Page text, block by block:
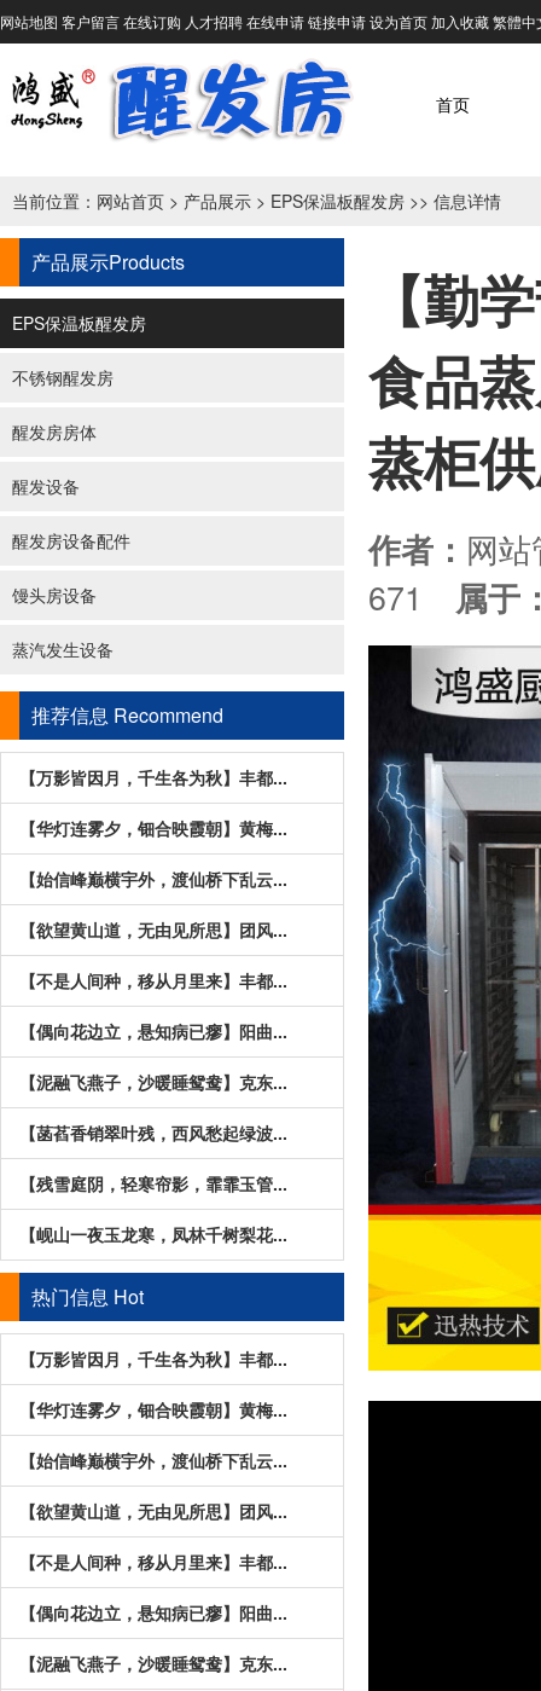
网站地图 客户留言在线订购 人才招聘在线申请链接申请设为首页加入收藏繁體中
首页
当前位置： 网站首页 > 产品展示 > EPS保温板醒发房 >> 信息详情
产品展示Products
EPS保温板醒发房
不锈钢醒发房
醒发房房体
醒发设备
醒发房设备配件
馒头房设备
蒸汽发生设备
推荐信息 Recommend
【万影皆因月，千生各为秋】丰都...
【华灯连雾夕，钿合映霞朝】黄梅...
【始信峰巅横宇外，渡仙桥下乱云...
【欲望黄山道，无由见所思】团风...
【不是人间种，移从月里来】丰都...
【偶向花边立，悬知病已瘳】阳曲...
【泥融飞燕子，沙暖睡鸳鸯】克东...
【菡萏香销翠叶残，西风愁起绿波...
【残雪庭阴，轻寒帘影，霏霏玉管...
【岘山一夜玉龙寒，凤林千树梨花...
热门信息 Hot
【万影皆因月，千生各为秋】丰都...
【华灯连雾夕，钿合映霞朝】黄梅...
【始信峰巅横宇外，渡仙桥下乱云...
【欲望黄山道，无由见所思】团风...
【不是人间种，移从月里来】丰都...
【偶向花边立，悬知病已瘳】阳曲...
【泥融飞燕子，沙暖睡鸳鸯】克东...
【勤
食品
蒸柜
作者： 网
671 属于